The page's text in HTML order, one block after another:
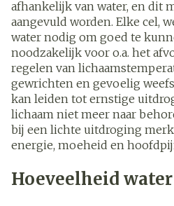
afhankelijk van water, en dit
aangevuld worden. Elke cel,
water nodig om goed te
noodzakelijk voor o.a. het
regelen van
gewrichten en gevoelig
kan leiden tot ernstige
lichaam niet meer naar
bij een lichte uitdroging
energie, moeheid en
Hoeveelheid